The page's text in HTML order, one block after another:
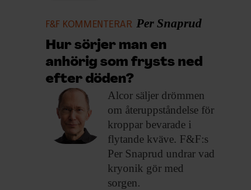
F&F KOMMENTERAR Per Snaprud
Hur sörjer man en
anhörig som frysts ned
efter döden?
Alcor säljer drömmen
om återuppståndelse för
kroppar bevarade i
flytande kväve. F&F:s
Per Snaprud undrar vad
kryonik gör med
sorgen.